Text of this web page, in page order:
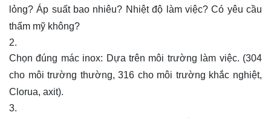
lỏng? Áp suất bao nhiêu? Nhiệt độ làm việc? Có yêu cầu
thẩm mỹ không?
Chọn đúng mác inox: Dựa trên môi trường làm việc. (304
cho môi trường thường, 316 cho môi trường khắc nghiệt,
Clorua, axit).